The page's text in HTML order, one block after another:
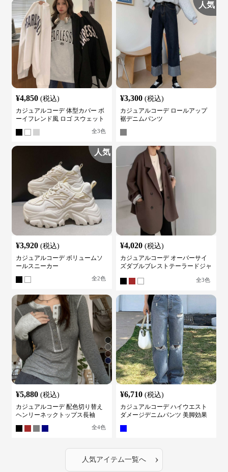
¥4,850 (税込)
カジュアルコーデ 体型カバー ボ
ーイフレンド風 ロゴ スウェット
全3色
人気
¥3,300 (税込)
カジュアルコーデ ロールアップ
裾デニムパンツ
人気
¥3,920 (税込)
カジュアルコーデ ボリュームソ
ールスニーカー
全2色
¥4,020 (税込)
カジュアルコーデ オーバーサイ
ズダブルブレストテーラードジャ
全3色
¥5,880 (税込)
カジュアルコーデ 配色切り替え
ヘンリーネックトップス長袖
全4色
¥6,710 (税込)
カジュアルコーデ ハイウエスト
ダメージデニムパンツ 美脚効果
人気アイテム一覧へ ›